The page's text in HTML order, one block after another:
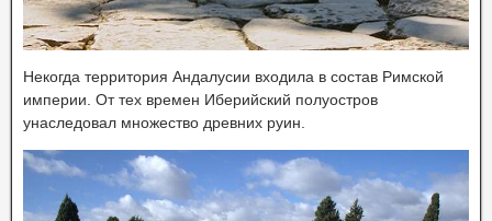
Некогда территория Андалусии входила в состав Римской
империи. От тех времен Иберийский полуостров
унаследовал множество древних руин.